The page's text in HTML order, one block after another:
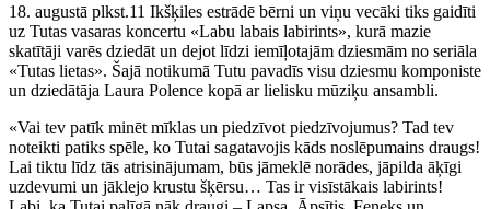
18. augustā plkst.11 Ikšķiles estrādē bērni un viņu vecāki tiks gaidīti
uz Tutas vasaras koncertu «Labu labais labirints», kurā mazie
skatītāji varēs dziedāt un dejot līdzi iemīļotajām dziesmām no seriāla
«Tutas lietas». Šajā notikumā Tutu pavadīs visu dziesmu komponiste
un dziedātāja Laura Polence kopā ar lielisku mūziķu ansambli.
«Vai tev patīk minēt mīklas un piedzīvot piedzīvojumus? Tad tev
noteikti patiks spēle, ko Tutai sagatavojis kāds noslēpumains draugs!
Lai tiktu līdz tās atrisinājumam, būs jāmeklē norādes, jāpilda āķīgi
uzdevumi un jāklejo krustu šķērsu… Tas ir visīstākais labirints!